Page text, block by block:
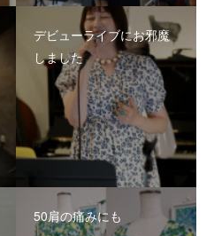
デビューライブにお邪魔
しました
50肩の痛みにも